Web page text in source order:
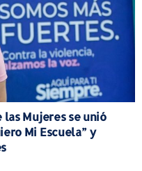
las Mujeres se unió
Mi Escuela” y